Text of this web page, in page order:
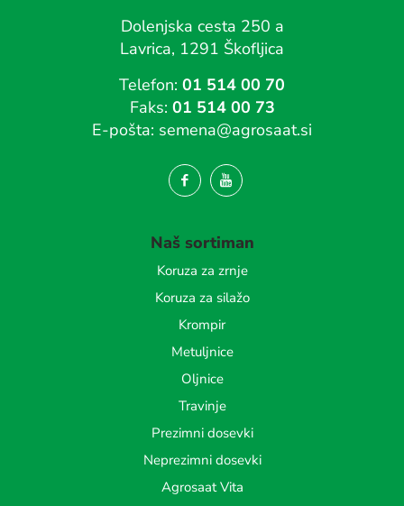
Dolenjska cesta 250 a
Lavrica, 1291 Škofljica
Telefon: 01 514 00 70
Faks: 01 514 00 73
E-pošta: semena@agrosaat.si
Naš sortiman
Koruza za zrnje
Koruza za silažo
Krompir
Metuljnice
Oljnice
Travinje
Prezimni dosevki
Neprezimni dosevki
Agrosaat Vita